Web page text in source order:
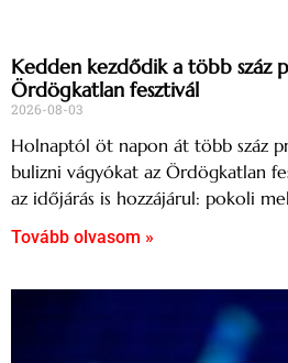
Kedden kezdődik a több száz
Ördögkatlan fesztivál
2026-08-03
Holnaptól öt napon át több száz
bulizni vágyókat az Ördögkatlan
az időjárás is hozzájárul: pokoli
Tovább olvasom »